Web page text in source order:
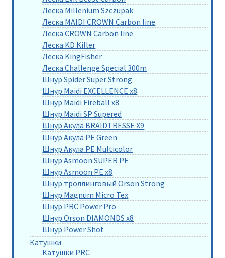
Леска Millenium Szczupak
Леска MAIDI CROWN Carbon line
Леска CROWN Carbon line
Леска KD Killer
Леска KingFisher
Леска Challenge Special 300m
Шнур Spider Super Strong
Шнур Maidi EXCELLENCE x8
Шнур Maidi Fireball x8
Шнур Maidi SP Supered
Шнур Акула BRAIDTRESSE X9
Шнур Акула PE Green
Шнур Акула PE Multicolor
Шнур Asmoon SUPER PE
Шнур Asmoon PE x8
Шнур троллинговый Orson Strong
Шнур Magnum Micro Tex
Шнур PRC Power Pro
Шнур Orson DIAMONDS x8
Шнур Power Shot
Катушки
Катушки PRC